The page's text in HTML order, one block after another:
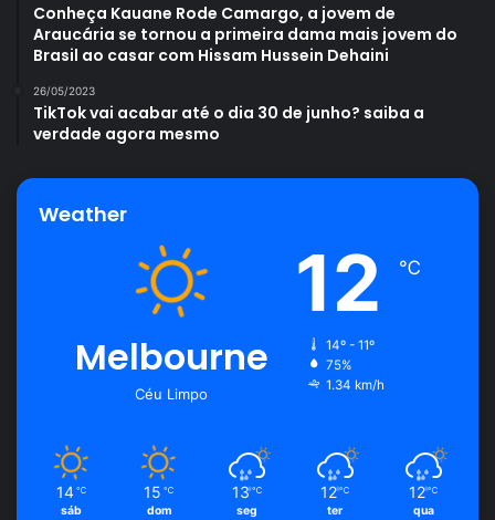
Conheça Kauane Rode Camargo, a jovem de
Araucária se tornou a primeira dama mais jovem do
Brasil ao casar com Hissam Hussein Dehaini
26/05/2023
TikTok vai acabar até o dia 30 de junho? saiba a
verdade agora mesmo
Weather
Melbourne
Céu Limpo
12 ℃
14º - 11º
75%
1.34 km/h
14 ℃
sáb
15 ℃
dom
13 ℃
seg
12 ℃
ter
12 ℃
qua